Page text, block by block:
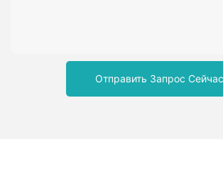
Отправить Запрос Сейчас